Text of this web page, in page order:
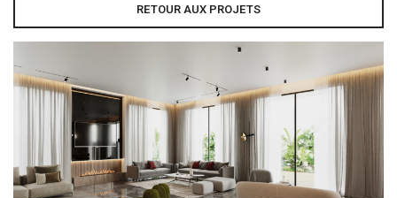
RETOUR AUX PROJETS